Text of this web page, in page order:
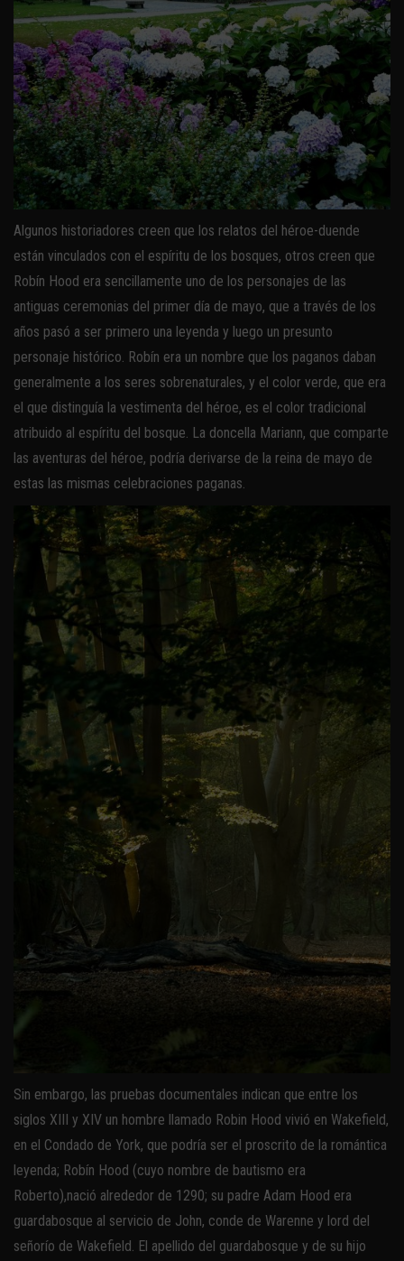
Algunos historiadores creen que los relatos del héroe-duende
están vinculados con el espíritu de los bosques, otros creen que
Robín Hood era sencillamente uno de los personajes de las
antiguas ceremonias del primer día de mayo, que a través de los
años pasó a ser primero una leyenda y luego un presunto
personaje histórico. Robín era un nombre que los paganos daban
generalmente a los seres sobrenaturales, y el color verde, que era
el que distinguía la vestimenta del héroe, es el color tradicional
atribuido al espíritu del bosque. La doncella Mariann, que comparte
las aventuras del héroe, podría derivarse de la reina de mayo de
estas las mismas celebraciones paganas.
Sin embargo, las pruebas documentales indican que entre los
siglos XIII y XIV un hombre llamado Robin Hood vivió en Wakefield,
en el Condado de York, que podría ser el proscrito de la romántica
leyenda; Robín Hood (cuyo nombre de bautismo era
Roberto),nació alrededor de 1290; su padre Adam Hood era
guardabosque al servicio de John, conde de Warenne y lord del
señorío de Wakefield. El apellido del guardabosque y de su hijo